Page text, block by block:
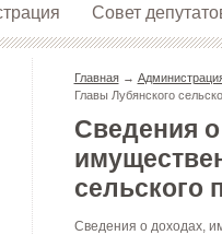
Совет
Главная→
Главы Лубянского
Сведения
сельского
Сведения о доходах,